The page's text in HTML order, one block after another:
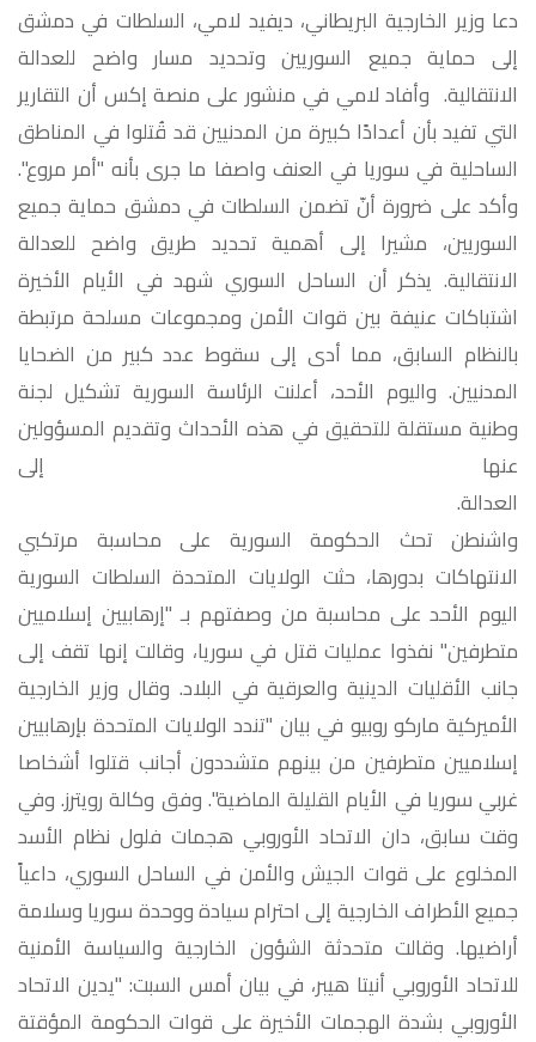
دعا وزير الخارجية البريطاني، ديفيد لامي، السلطات في دمشق
إلى حماية جميع السوريين وتحديد مسار واضح للعدالة
الانتقالية. وأفاد لامي في منشور على منصة إكس أن التقارير
التي تفيد بأن أعدادًا كبيرة من المدنيين قد قُتلوا في المناطق
الساحلية في سوريا في العنف واصفا ما جرى بأنه "أمر مروع".
وأكد على ضرورة أنّ تضمن السلطات في دمشق حماية جميع
السوريين، مشيرا إلى أهمية تحديد طريق واضح للعدالة
الانتقالية. يذكر أن الساحل السوري شهد في الأيام الأخيرة
اشتباكات عنيفة بين قوات الأمن ومجموعات مسلحة مرتبطة
بالنظام السابق، مما أدى إلى سقوط عدد كبير من الضحايا
المدنيين. واليوم الأحد، أعلنت الرئاسة السورية تشكيل لجنة
وطنية مستقلة للتحقيق في هذه الأحداث وتقديم المسؤولين
عنها إلى
واشنطن تحث الحكومة السورية على محاسبة مرتكبي
الانتهاكات بدورها، حثت الولايات المتحدة السلطات السورية
اليوم الأحد على محاسبة من وصفتهم بـ "إرهابيين إسلاميين
متطرفين" نفذوا عمليات قتل في سوريا، وقالت إنها تقف إلى
جانب الأقليات الدينية والعرقية في البلاد. وقال وزير الخارجية
الأميركية ماركو روبيو في بيان "تندد الولايات المتحدة بإرهابيين
إسلاميين متطرفين من بينهم متشددون أجانب قتلوا أشخاصا
غربي سوريا في الأيام القليلة الماضية". وفق وكالة رويترز. وفي
وقت سابق، دان الاتحاد الأوروبي هجمات فلول نظام الأسد
المخلوع على قوات الجيش والأمن في الساحل السوري، داعياً
جميع الأطراف الخارجية إلى احترام سيادة ووحدة سوريا وسلامة
أراضيها. وقالت متحدثة الشؤون الخارجية والسياسة الأمنية
للاتحاد الأوروبي أنيتا هيبر، في بيان أمس السبت: "يدين الاتحاد
الأوروبي بشدة الهجمات الأخيرة على قوات الحكومة المؤقتة